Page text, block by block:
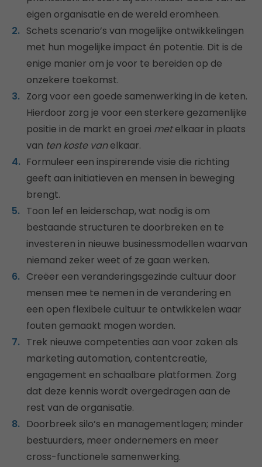
eigen organisatie en de wereld eromheen.
Schets scenario’s van mogelijke ontwikkelingen
met hun mogelijke impact én potentie. Dit is de
enige manier om je voor te bereiden op de
onzekere toekomst.
Zorg voor een goede samenwerking in de keten.
Hierdoor zorg je voor een sterkere gezamenlijke
positie in de markt en groei metelkaar in plaats
van ten koste vanelkaar.
Formuleer een inspirerende visie die richting
geeft aan initiatieven en mensen in beweging
brengt.
Toon lef en leiderschap, wat nodig is om
bestaande structuren te doorbreken en te
investeren in nieuwe businessmodellen waarvan
niemand zeker weet of ze gaan werken.
Creëer een veranderingsgezinde cultuur door
mensen mee te nemen in de verandering en
een open flexibele cultuur te ontwikkelen waar
fouten gemaakt mogen worden.
Trek nieuwe competenties aan voor zaken als
marketing automation, contentcreatie,
engagement en schaalbare platformen. Zorg
dat deze kennis wordt overgedragen aan de
rest van de organisatie.
Doorbreek silo’s en managementlagen; minder
bestuurders, meer ondernemers en meer
cross-functionele samenwerking.